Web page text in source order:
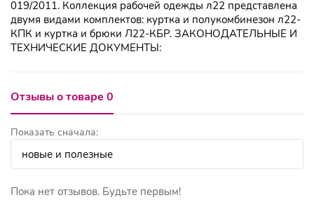
019/2011. Коллекция рабочей одежды л22 представлена
двумя видами комплектов: куртка и полукомбинезон л22-
КПК и куртка и брюки Л22-КБР. ЗАКОНОДАТЕЛЬНЫЕ И
ТЕХНИЧЕСКИЕ ДОКУМЕНТЫ:
Отзывы о товаре 0
Показать сначала:
Пока нет отзывов. Будьте первым!